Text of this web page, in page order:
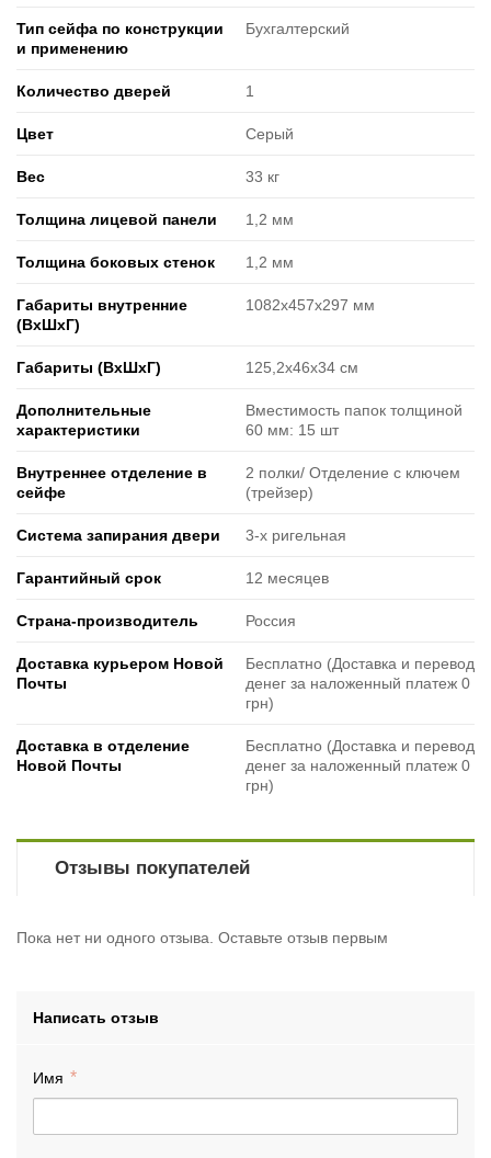
Тип сейфа по конструкции
и применению
Бухгалтерский
Количество дверей 1
Цвет Серый
Вес 33 кг
Толщина лицевой панели 1,2 мм
Толщина боковых стенок 1,2 мм
Габариты внутренние
(ВxШxГ)
1082х457х297 мм
Габариты (ВxШxГ) 125,2х46х34 см
Дополнительные
характеристики
Вместимость папок толщиной
60 мм: 15 шт
Внутреннее отделение в
сейфе
2 полки/ Отделение с ключем
(трейзер)
Система запирания двери 3-х ригельная
Гарантийный срок 12 месяцев
Страна-производитель Россия
Доставка курьером Новой
Почты
Бесплатно (Доставка и перевод
денег за наложенный платеж 0
грн)
Доставка в отделение
Новой Почты
Бесплатно (Доставка и перевод
денег за наложенный платеж 0
грн)
Отзывы покупателей
Пока нет ни одного отзыва. Оставьте отзыв первым
Написать отзыв
Имя